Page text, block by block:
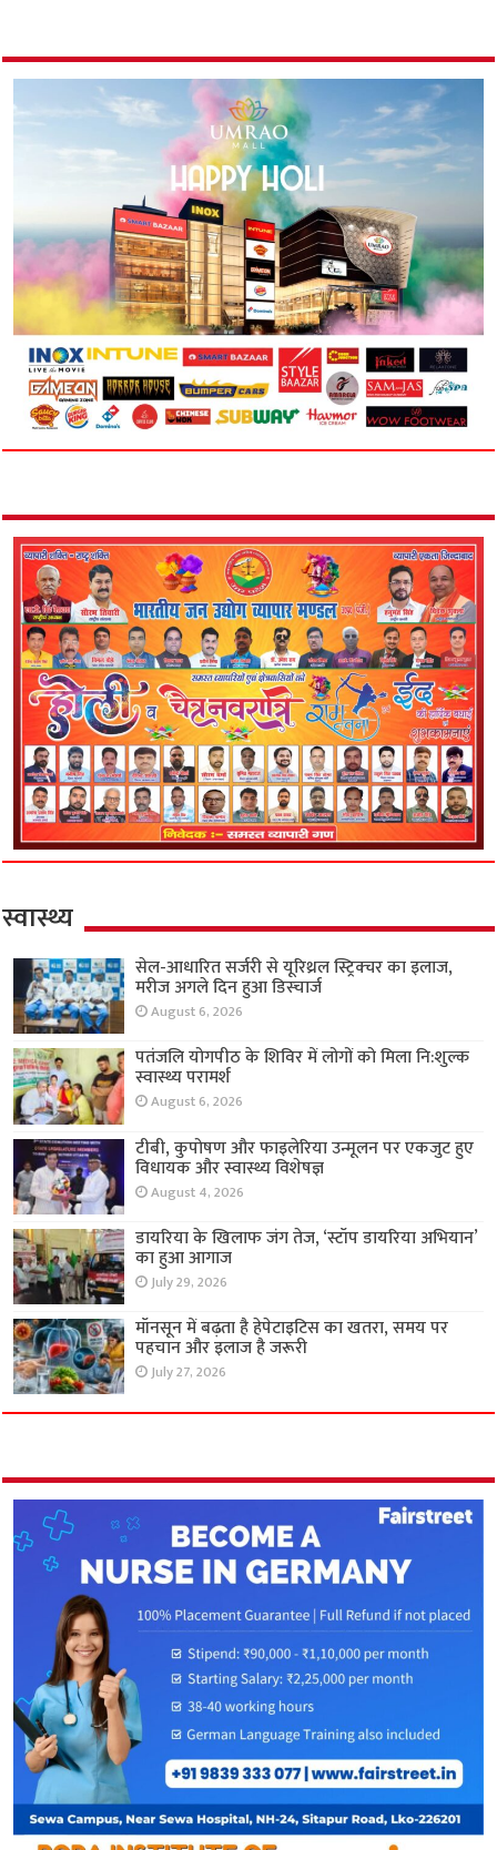
स्वास्थ्य
सेल-आधारित सर्जरी से यूरिथ्रल स्ट्रिक्चर का इलाज,
मरीज अगले दिन हुआ डिस्चार्ज
August 6, 2026
पतंजलि योगपीठ के शिविर में लोगों को मिला नि:शुल्क
स्वास्थ्य परामर्श
August 6, 2026
टीबी, कुपोषण और फाइलेरिया उन्मूलन पर एकजुट हुए
विधायक और स्वास्थ्य विशेषज्ञ
August 4, 2026
डायरिया के खिलाफ जंग तेज, ‘स्टॉप डायरिया अभियान’
का हुआ आगाज
July 29, 2026
मॉनसून में बढ़ता है हेपेटाइटिस का खतरा, समय पर
पहचान और इलाज है जरूरी
July 27, 2026